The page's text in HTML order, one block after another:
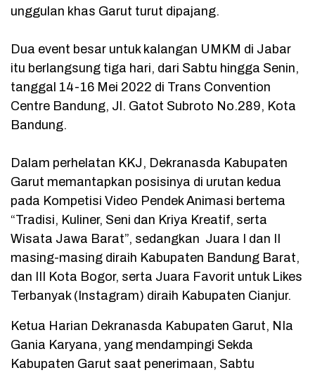
unggulan khas Garut turut dipajang.
Dua event besar untuk kalangan UMKM di Jabar
itu berlangsung tiga hari, dari Sabtu hingga Senin,
tanggal 14-16 Mei 2022 di Trans Convention
Centre Bandung, Jl. Gatot Subroto No.289, Kota
Bandung.
Dalam perhelatan KKJ, Dekranasda Kabupaten
Garut memantapkan posisinya di urutan kedua
pada Kompetisi Video Pendek Animasi bertema
“Tradisi, Kuliner, Seni dan Kriya Kreatif, serta
Wisata Jawa Barat”, sedangkan Juara I dan II
masing-masing diraih Kabupaten Bandung Barat,
dan III Kota Bogor, serta Juara Favorit untuk Likes
Terbanyak (Instagram) diraih Kabupaten Cianjur.
Ketua Harian Dekranasda Kabupaten Garut, NIa
Gania Karyana, yang mendampingi Sekda
Kabupaten Garut saat penerimaan, Sabtu